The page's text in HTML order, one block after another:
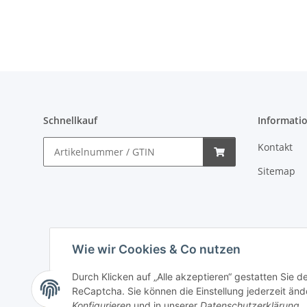
Wie wir Cookies & Co nutzen
Durch Klicken auf „Alle akzeptieren“ gestatten Sie
ReCaptcha. Sie können die Einstellung jederzeit
Schnellkauf
Kontakt
Sitemap
Vertrag widerrufen